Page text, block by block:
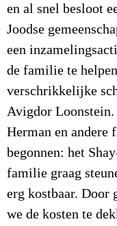
en al snel besloot
Joodse
een
de familie te
verschrikkelijke
Avigdor
Herman en
begonnen: het
familie graag
erg kostbaar. Door
we de kosten te